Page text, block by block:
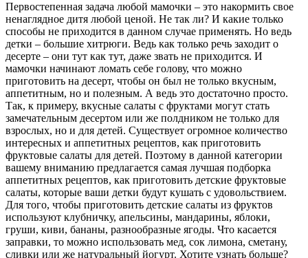
Первостепенная задача любой мамочки – это накормить свое
ненаглядное дитя любой ценой. Не так ли? И какие только
способы не приходится в данном случае применять. Но ведь
детки – большие хитрюги. Ведь как только речь заходит о
десерте – они тут как тут, даже звать не приходится. И
мамочки начинают ломать себе голову, что можно
приготовить на десерт, чтобы он был не только вкусным,
аппетитным, но и полезным. А ведь это достаточно просто.
Так, к примеру, вкусные салаты с фруктами могут стать
замечательным десертом или же полдником не только для
взрослых, но и для детей. Существует огромное количество
интересных и аппетитных рецептов, как приготовить
фруктовые салаты для детей. Поэтому в данной категории
вашему вниманию предлагается самая лучшая подборка
аппетитных рецептов, как приготовить детские фруктовые
салаты, которые ваши детки будут кушать с удовольствием.
Для того, чтобы приготовить детские салаты из фруктов
используют клубничку, апельсины, мандарины, яблоки,
груши, киви, бананы, разнообразные ягоды. Что касается
заправки, то можно использовать мед, сок лимона, сметану,
сливки или же натуральный йогурт. Хотите узнать больше?